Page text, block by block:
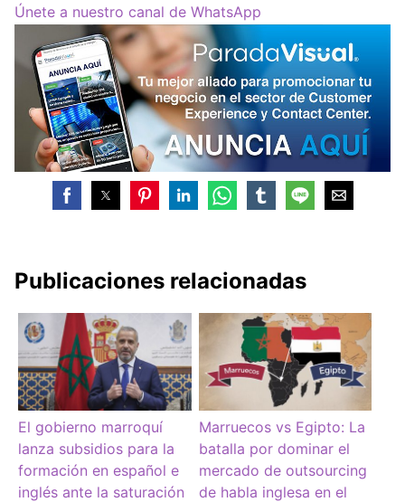
Únete a nuestro canal de WhatsApp
Publicaciones relacionadas
El gobierno marroquí
lanza subsidios para la
formación en español e
inglés ante la saturación
Marruecos vs Egipto: La
batalla por dominar el
mercado de outsourcing
de habla inglesa en el